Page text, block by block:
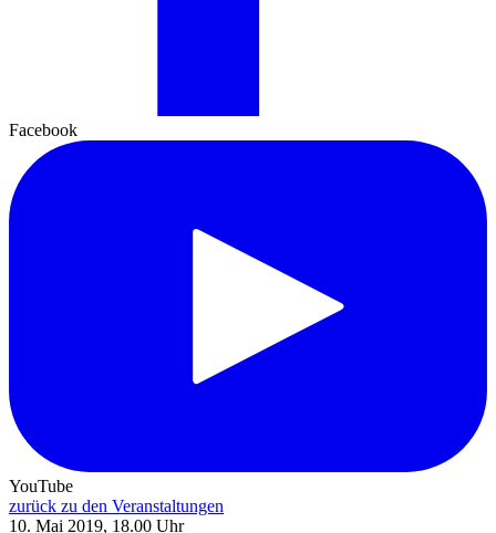
Facebook
YouTube
zurück zu den Veranstaltungen
10. Mai 2019, 18.00 Uhr